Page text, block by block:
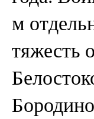
м
тяжесть